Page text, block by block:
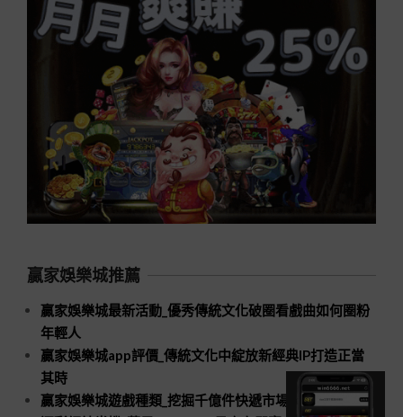
贏家娛樂城推薦
贏家娛樂城最新活動_優秀傳統文化破圈看戲曲如何圈粉
年輕人
贏家娛樂城app評價_傳統文化中綻放新經典IP打造正當
其時
贏家娛樂城遊戲種類_挖掘千億件快遞市場新空間